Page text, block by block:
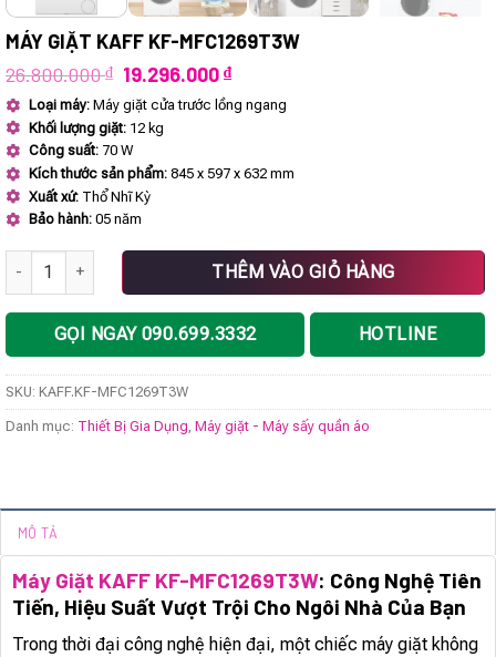
MÁY GIẶT KAFF KF-MFC1269T3W
26.800.000₫ Giá
gốc
là:
26.800.000 ₫.
19.296.000₫Giá
tại
Loại máy: Máy giặt cửa trước lồng ngang
Khối lượng giặt: 12 kg
Công suất: 70 W
Kích thước sản phẩm: 845 x 597 x 632 mm
Xuất xứ: Thổ Nhĩ Kỳ
Bảo hành: 05 năm
Máy giặt KAFF KF-MFC1269T3W số lượngTHÊM VÀO GIỎ HÀNG
GỌI NGAY 090.699.3332 HOTLINE
SKU: KAFF.KF-MFC1269T3W
Danh mục: Thiết Bị Gia Dụng Máy giặt - Máy sấy quần áo
MÔ TẢ
Máy Giặt KAFF KF-MFC1269T3W: Công Nghệ Tiên
Tiến, Hiệu Suất Vượt Trội Cho Ngôi Nhà Của Bạn
Trong thời đại công nghệ hiện đại, một chiếc máy giặt không